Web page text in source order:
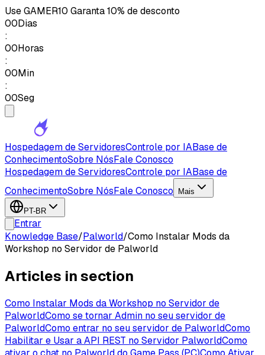
UseGAMER10 Garanta 10% de desconto
00Dias
:
00Horas
:
00Min
:
00Seg
Hospedagem de ServidoresControle por IABase de
ConhecimentoSobre NósFale Conosco
Hospedagem de ServidoresControle por IABase de
ConhecimentoSobre NósFale Conosco Mais
PT-BR
Entrar
Knowledge Base/Palworld/Como Instalar Mods da
Workshop no Servidor de Palworld
Articles in section
Como Instalar Mods da Workshop no Servidor de
PalworldComo se tornar Admin no seu servidor de
PalworldComo entrar no seu servidor de PalworldComo
Habilitar e Usar a API REST no Servidor PalworldComo